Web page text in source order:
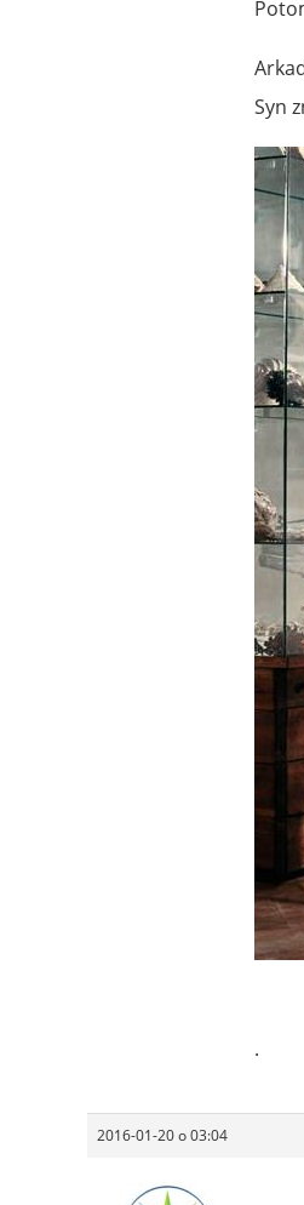
Syn
.
2016-01-20 o 03:04